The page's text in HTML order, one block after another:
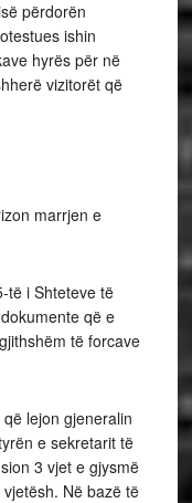
përdorën
ishin
hyrës për në
vizitorët që
marrjen e
të i Shteteve të
që e
të forcave
lejon gjeneralin
e sekretarit të
3 vjet e gjysmë
Në bazë të